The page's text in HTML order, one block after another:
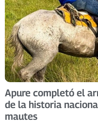
Apure completó el
de la historia
mautes